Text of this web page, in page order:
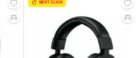
BEST CLICK